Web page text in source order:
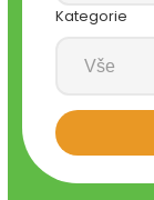
Kategorie